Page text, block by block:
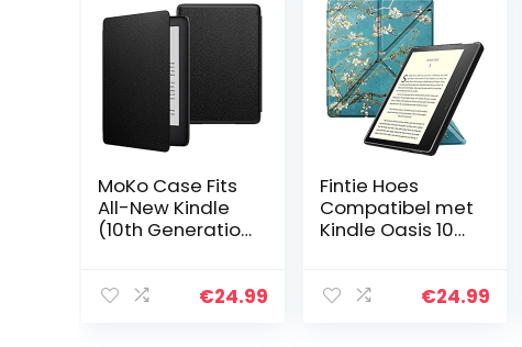
MoKo Case Fits
All-New Kindle
(10th Generation
J9G29R),
€24.99
Fintie Hoes
Compatibel met
Kindle Oasis 10e
Generatie (2017
€24.99